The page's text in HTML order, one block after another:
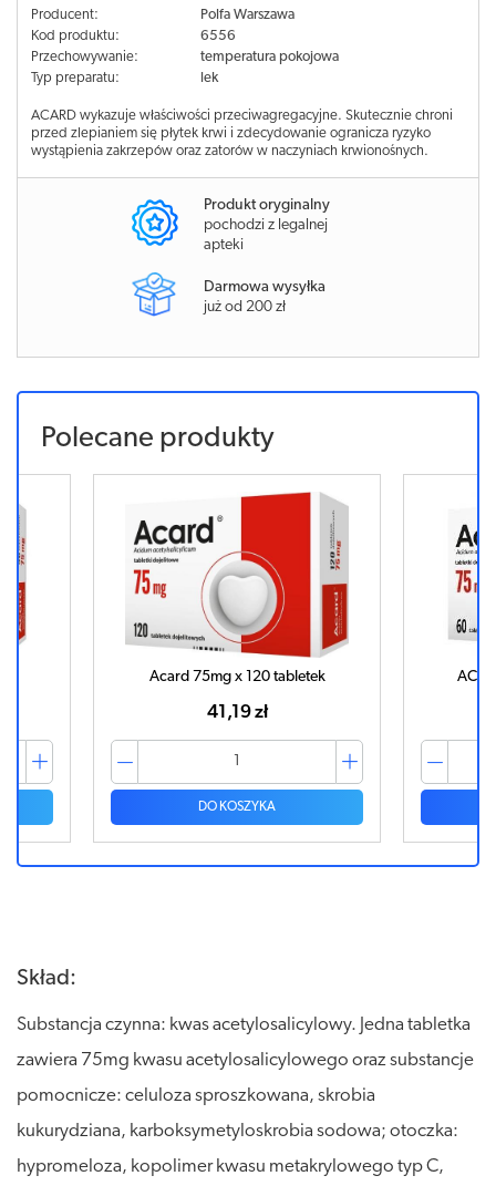
Producent:
Polfa Warszawa
Kod produktu:
6556
Przechowywanie:
temperatura pokojowa
Typ preparatu:
lek
ACARD wykazuje właściwości przeciwagregacyjne. Skutecznie chroni
przed zlepianiem się płytek krwi i zdecydowanie ogranicza ryzyko
wystąpienia zakrzepów oraz zatorów w naczyniach krwionośnych.
Produkt oryginalny
pochodzi z legalnej
apteki
Darmowa wysyłka
już od 200 zł
Polecane produkty
Acard 75mg x 120 tabletek
41,19 zł
DO KOSZYKA
Skład:
Substancja czynna: kwas acetylosalicylowy. Jedna tabletka
zawiera 75mg kwasu acetylosalicylowego oraz substancje
pomocnicze: celuloza sproszkowana, skrobia
kukurydziana, karboksymetyloskrobia sodowa; otoczka:
hypromeloza, kopolimer kwasu metakrylowego typ C,